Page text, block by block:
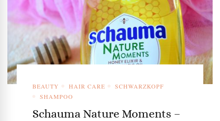
BEAUTY HAIR CARE
SCHWARZKOPF
SHAMPOO
Schauma Nature Moments –